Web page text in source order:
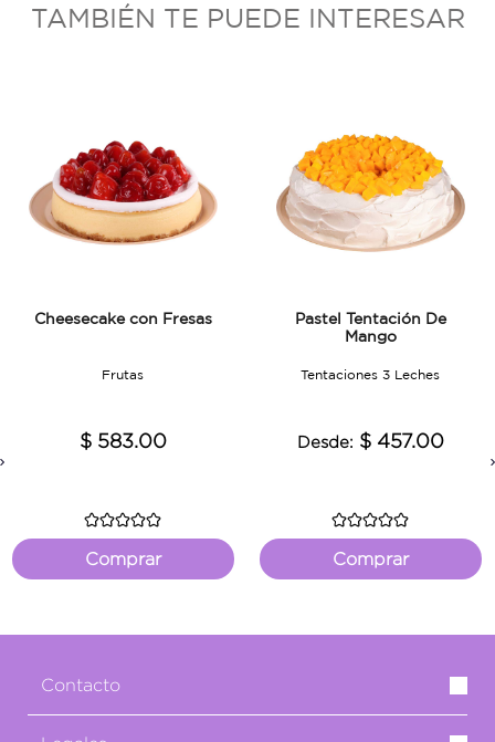
TAMBIÉN TE PUEDE INTERESAR
Cheesecake con Fresas
Frutas
$ 583.00
Comprar
Pastel Tentación De
Mango
Tentaciones 3 Leches
Desde: $ 457.00
Comprar
Contacto